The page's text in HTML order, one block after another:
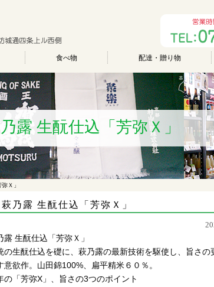
食べ物 配達・贈り物
露 生酛仕込「芳弥Ｘ」
Ｘ」
萩乃露 生酛仕込「芳弥Ｘ」
露 生酛仕込「芳弥Ｘ」
の生酛仕込を礎に、萩乃露の最新技術を駆使し、旨さ
意欲作。山田錦100%、扁平精米６０％。
の「芳弥X」、旨さの3つのポイント